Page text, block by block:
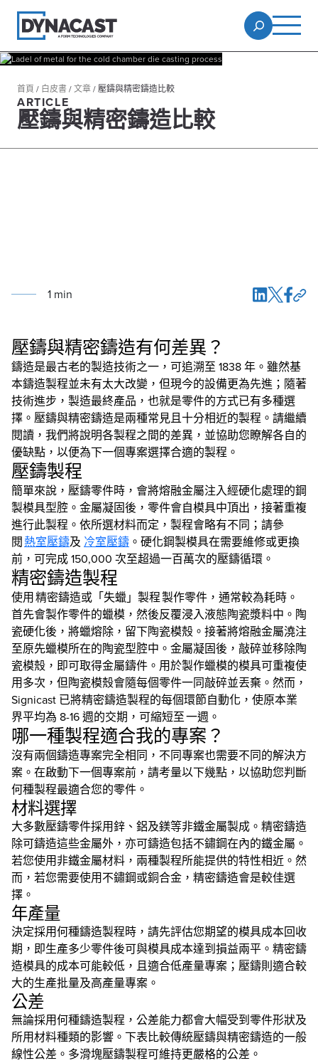
首頁 / 白皮書/文章/壓鑄與精密鑄造比較
ARTICLE
壓鑄與精密鑄造比較
1 min
壓鑄與精密鑄造有何差異？
鑄造是最古老的製造技術之一，可追溯至 1838 年。雖然基
本鑄造製程並未有太大改變，但現今的設備更為先進；隨著
技術進步，製造最終產品，也就是零件的方式已有多種選
擇。壓鑄與精密鑄造是兩種常見且十分相近的製程。請繼續
閱讀，我們將說明各製程之間的差異，並協助您瞭解各自的
優缺點，以便為下一個專案選擇合適的製程。
壓鑄製程
簡單來說，壓鑄零件時，會將熔融金屬注入經硬化處理的鋼
製模具型腔。金屬凝固後，零件會自模具中頂出，接著重複
進行此製程。依所選材料而定，製程會略有不同；請參
閱熱室壓鑄及 冷室壓鑄 。硬化鋼製模具在需要維修或更換
前，可完成 150,000 次至超過一百萬次的壓鑄循環。
精密鑄造製程
使用 精密鑄造或「失蠟」製程 製作零件，通常較為耗時。
首先會製作零件的蠟模，然後反覆浸入液態陶瓷漿料中。陶
瓷硬化後，將蠟熔除，留下陶瓷模殼。接著將熔融金屬澆注
至原先蠟模所在的陶瓷型腔中。金屬凝固後，敲碎並移除陶
瓷模殼，即可取得金屬鑄件。用於製作蠟模的模具可重複使
用多次，但陶瓷模殼會隨每個零件一同敲碎並丟棄。然而，
Signicast 已將精密鑄造製程的每個環節自動化，使原本業
界平均為 8-16 週的交期，可縮短至 一週。
哪一種製程適合我的專案？
沒有兩個鑄造專案完全相同，不同專案也需要不同的解決方
案。在啟動下一個專案前，請考量以下幾點，以協助您判斷
何種製程最適合您的零件。
材料選擇
大多數壓鑄零件採用鋅、鋁及鎂等非鐵金屬製成。精密鑄造
除可鑄造這些金屬外，亦可鑄造包括不鏽鋼在內的鐵金屬。
若您使用非鐵金屬材料，兩種製程所能提供的特性相近。然
而，若您需要使用不鏽鋼或銅合金，精密鑄造會是較佳選
擇。
年產量
決定採用何種鑄造製程時，請先評估您期望的模具成本回收
期，即生產多少零件後可與模具成本達到損益兩平。精密鑄
造模具的成本可能較低，且適合低產量專案；壓鑄則適合較
大的生產批量及高產量專案。
公差
無論採用何種鑄造製程，公差能力都會大幅受到零件形狀及
所用材料種類的影響。下表比較傳統壓鑄與精密鑄造的一般
線性公差。多滑塊壓鑄製程可維持更嚴格的公差。